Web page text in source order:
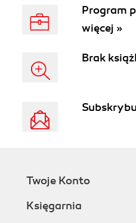
Program
więcej »
Brak
Twoje Konto
Księgarnia